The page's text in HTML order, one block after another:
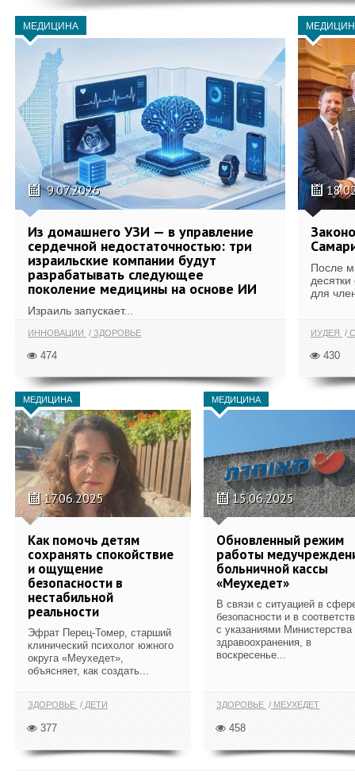
МЕДИЦИНА
9.07.2026
Из домашнего УЗИ — в управление
сердечной недостаточностью: три
израильские компании будут
разрабатывать следующее
поколение медицины на основе ИИ
Израиль запускает...
ИННОВАЦИИ ЗДОРОВЬЕ
474
После
для
ИУДЕЯ
430
МЕДИЦИНА
17.06.2025
Как помочь детям
сохранять спокойствие
и ощущение
безопасности в
нестабильной
реальности
Эфрат Перец-Томер, старший
клинический психолог южного
округа «Меухедет»,
объясняет, как создать...
ЗДОРОВЬЕ ДЕТИ
377
МЕДИЦИНА
15.06.2025
Обновленный режим
работы
больничной кассы
«Меухедет»
В связи с ситуацией в
безопасности и в
с указаниями Министерства
здравоохранения, в
воскресенье...
ЗДОРОВЬЕ МЕУХЕДЕТ
458